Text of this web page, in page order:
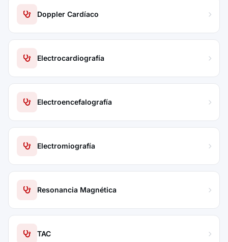
Doppler Cardíaco
Electrocardiografía
Electroencefalografía
Electromiografía
Resonancia Magnética
TAC